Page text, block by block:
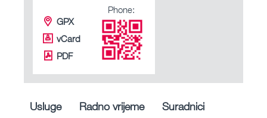
GPX
vCard
PDF
Phone:
Usluge Radno vrijeme Suradnici